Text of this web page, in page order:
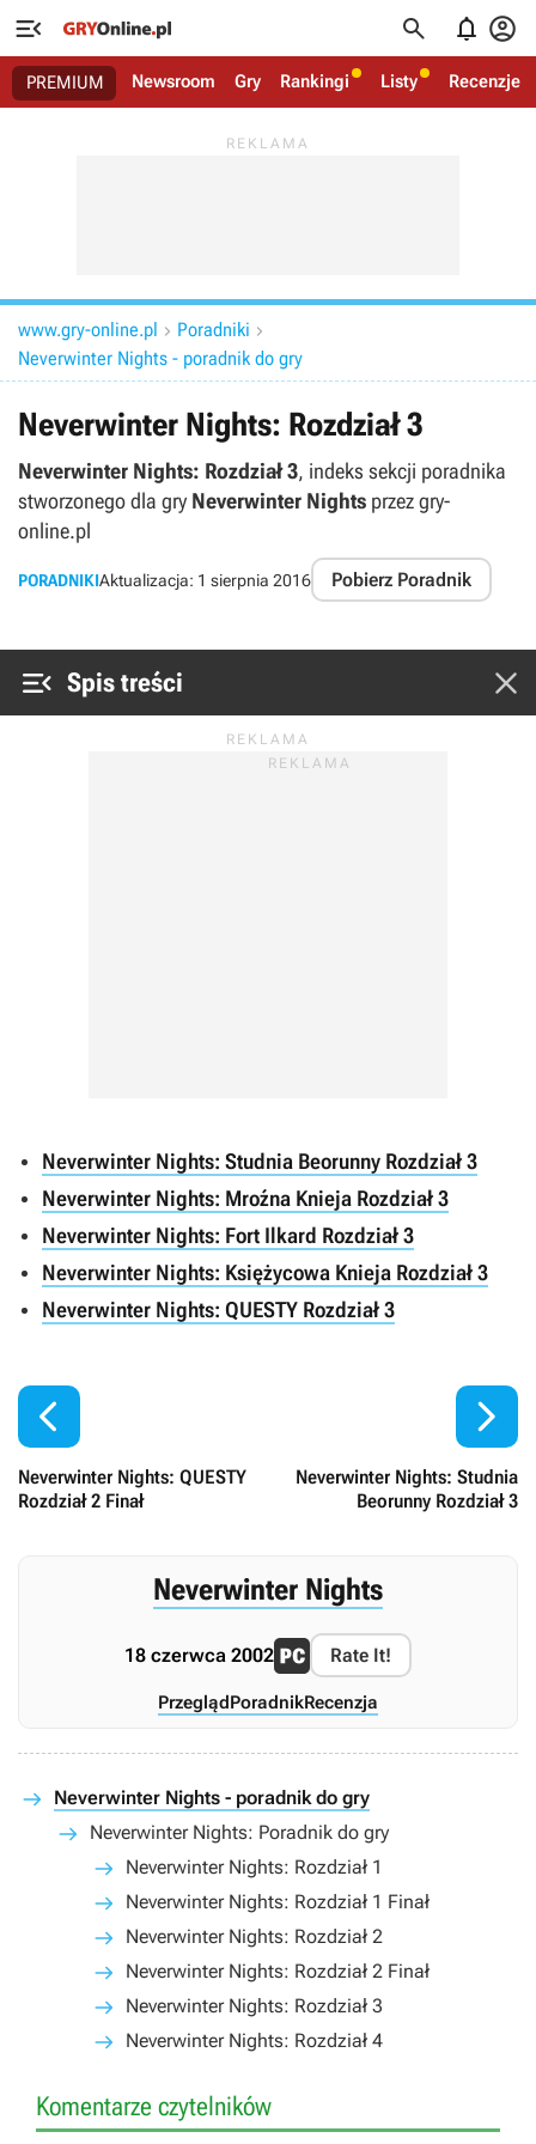
   
PREMIUM Newsroom Gry Rankingi Listy Recenzje
www.gry-online.pl  Poradniki 
Neverwinter Nights - poradnik do gry
Neverwinter Nights: Rozdział 3
Neverwinter Nights: Rozdział 3, indeks sekcji poradnika
stworzonego dla gry Neverwinter Nights przez gry-
online.pl
PORADNIKIAktualizacja: 1 sierpnia 2016 Pobierz Poradnik
 Spis treści 
Neverwinter Nights: Studnia Beorunny Rozdział 3
Neverwinter Nights: Mroźna Knieja Rozdział 3
Neverwinter Nights: Fort Ilkard Rozdział 3
Neverwinter Nights: Księżycowa Knieja Rozdział 3
Neverwinter Nights: QUESTY Rozdział 3

Neverwinter Nights: QUESTY
Rozdział 2 Finał
Neverwinter Nights: Studnia
Beorunny Rozdział 3

Neverwinter Nights
18 czerwca 2002 Rate It!
PrzeglądPoradnikRecenzja
Neverwinter Nights - poradnik do gry
Neverwinter Nights: Poradnik do gry
Neverwinter Nights: Rozdział 1
Neverwinter Nights: Rozdział 1 Finał
Neverwinter Nights: Rozdział 2
Neverwinter Nights: Rozdział 2 Finał
Neverwinter Nights: Rozdział 3
Neverwinter Nights: Rozdział 4
Komentarze czytelników